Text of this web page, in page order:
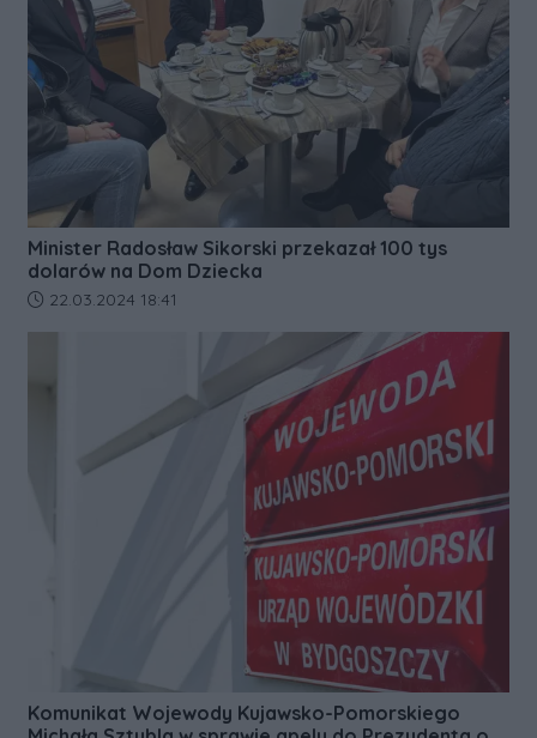
Minister Radosław Sikorski przekazał 100 tys
dolarów na Dom Dziecka
Data dodania artykułu:
22.03.2024 18:41
Komunikat Wojewody Kujawsko-Pomorskiego